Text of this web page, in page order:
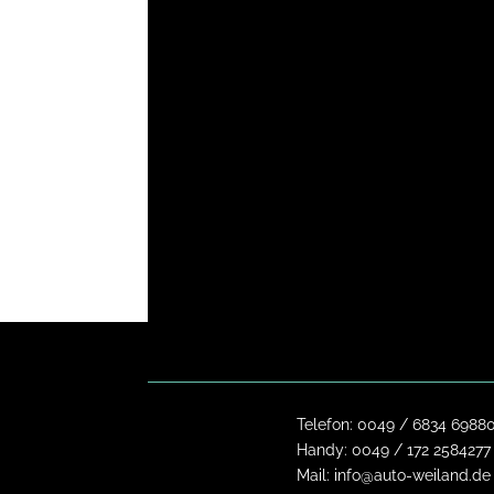
Telefon: 0049 / 6834
Handy: 0049 / 172 2584277
Mail: info@auto-weiland.de